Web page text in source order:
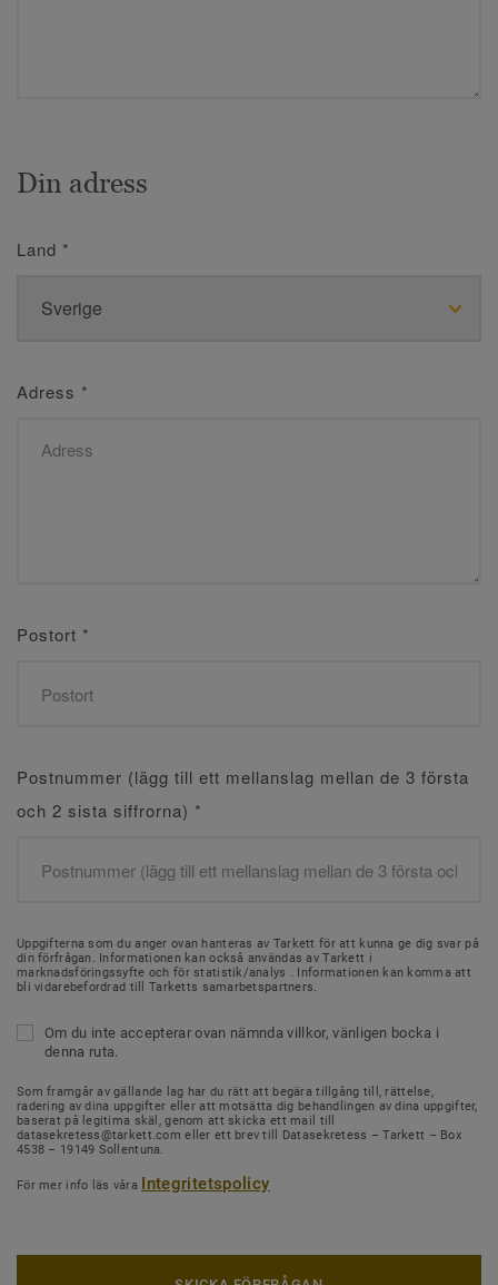
Din adress
Land *
Adress *
Postort *
Postnummer (lägg till ett mellanslag mellan de 3 första
och 2 sista siffrorna) *
Uppgifterna som du anger ovan hanteras av Tarkett för att kunna ge dig svar på
din förfrågan. Informationen kan också användas av Tarkett i
marknadsföringssyfte och för statistik/analys . Informationen kan komma att
bli vidarebefordrad till Tarketts samarbetspartners.
Om du inte accepterar ovan nämnda villkor, vänligen bocka i
denna ruta.
Som framgår av gällande lag har du rätt att begära tillgång till, rättelse,
radering av dina uppgifter eller att motsätta dig behandlingen av dina uppgifter,
baserat på legitima skäl, genom att skicka ett mail till
datasekretess@tarkett.com eller ett brev till Datasekretess – Tarkett – Box
4538 – 19149 Sollentuna.
För mer info läs våra Integritetspolicy